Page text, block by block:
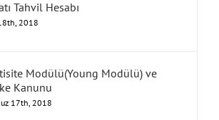
Tahvil Hesabı
2018
Modülü(Young Modülü) ve
Kanunu
17th, 2018